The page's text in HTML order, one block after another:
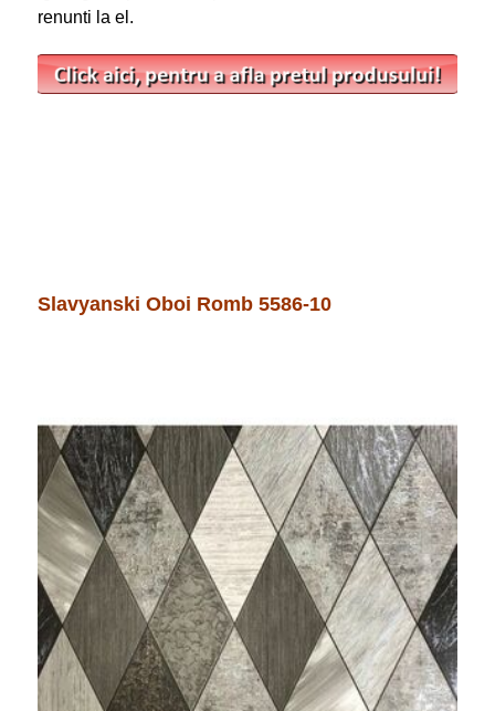
renunti la el.
Slavyanski Oboi Romb 5586-10